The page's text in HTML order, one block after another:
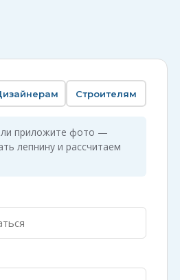
Строителям
приложите фото —
лепнину и рассчитаем